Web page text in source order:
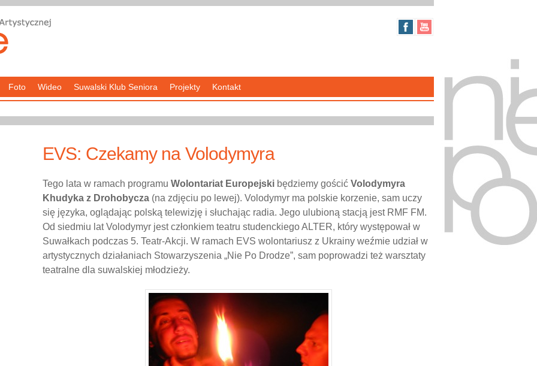
Foto Wideo Suwalski Klub Seniora Projekty Kontakt
EVS: Czekamy na Volodymyra
Tego lata w ramach programu Wolontariat Europejski będziemy gościć Volodymyra
Khudyka z Drohobycza (na zdjęciu po lewej). Volodymyr ma polskie korzenie, sam uczy
się języka, oglądając polską telewizję i słuchając radia. Jego ulubioną stacją jest RMF FM.
Od siedmiu lat Volodymyr jest członkiem teatru studenckiego ALTER, który występował w
Suwałkach podczas 5. Teatr-Akcji. W ramach EVS wolontariusz z Ukrainy weźmie udział w
artystycznych działaniach Stowarzyszenia „Nie Po Drodze”, sam poprowadzi też warsztaty
teatralne dla suwalskiej młodzieży.